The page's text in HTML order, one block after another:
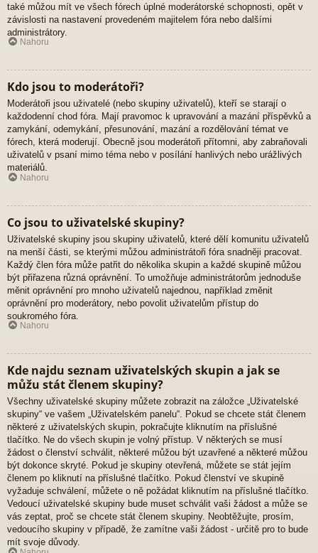
také můžou mít ve všech fórech úplné moderátorské schopnosti, opět v
závislosti na nastavení provedeném majitelem fóra nebo dalšími
administrátory.
Nahoru
Kdo jsou to moderátoři?
Moderátoři jsou uživatelé (nebo skupiny uživatelů), kteří se starají o
každodenní chod fóra. Mají pravomoc k upravování a mazání příspěvků a
zamykání, odemykání, přesunování, mazání a rozdělování témat ve
fórech, která moderují. Obecně jsou moderátoři přítomni, aby zabraňovali
uživatelů v psaní mimo téma nebo v posílání hanlivých nebo urážlivých
materiálů.
Nahoru
Co jsou to uživatelské skupiny?
Uživatelské skupiny jsou skupiny uživatelů, které dělí komunitu uživatelů
na menší části, se kterými můžou administrátoři fóra snadněji pracovat.
Každý člen fóra může patřit do několika skupin a každé skupině můžou
být přiřazena různá oprávnění. To umožňuje administrátorům jednoduše
měnit oprávnění pro mnoho uživatelů najednou, například změnit
oprávnění pro moderátory, nebo povolit uživatelům přístup do
soukromého fóra.
Nahoru
Kde najdu seznam uživatelských skupin a jak se
můžu stát členem skupiny?
Všechny uživatelské skupiny můžete zobrazit na záložce „Uživatelské
skupiny“ ve vašem „Uživatelském panelu“. Pokud se chcete stát členem
některé z uživatelských skupin, pokračujte kliknutím na příslušné
tlačítko. Ne do všech skupin je volný přístup. V některých se musí
žádost o členství schválit, některé můžou být uzavřené a některé můžou
být dokonce skryté. Pokud je skupiny otevřená, můžete se stát jejím
členem po kliknutí na příslušné tlačítko. Pokud členství ve skupině
vyžaduje schválení, můžete o ně požádat kliknutím na příslušné tlačítko.
Vedoucí uživatelské skupiny bude muset schválit vaši žádost a může se
vás zeptat, proč se chcete stát členem skupiny. Neobtěžujte, prosím,
vedoucího skupiny v případě, že zamítne vaši žádost - určitě pro to bude
mít svoje důvody.